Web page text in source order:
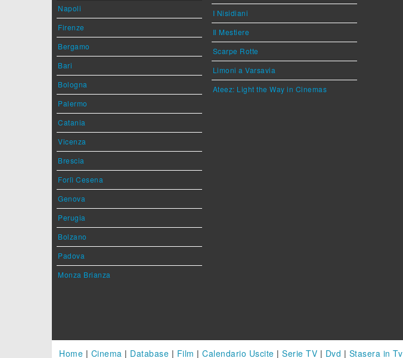
Napoli
Firenze
Bergamo
Bari
Bologna
Palermo
Catania
Vicenza
Brescia
Forlì Cesena
Genova
Perugia
Bolzano
Padova
Monza Brianza
I Nisidiani
Il Mestiere
Scarpe Rotte
Limoni a Varsavia
Ateez: Light the Way in Cinemas
Home | Cinema | Database | Film | Calendario Uscite | Serie TV | Dvd | Stasera in Tv